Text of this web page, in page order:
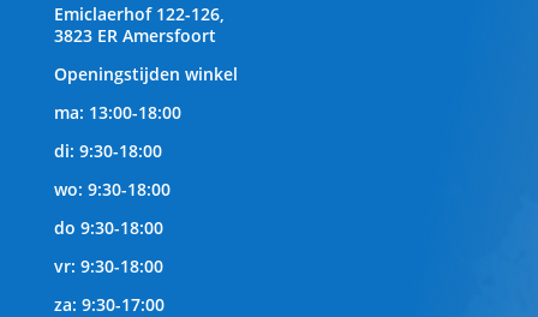
Emiclaerhof 122-126,
3823 ER Amersfoort
Openingstijden winkel
ma: 13:00-18:00
di: 9:30-18:00
wo: 9:30-18:00
do 9:30-18:00
vr: 9:30-18:00
za: 9:30-17:00